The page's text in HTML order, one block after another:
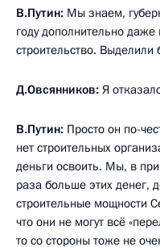
В.Путин: Мы знаем,
году дополнительно
строительство.
Д.Овсянников: Я
В.Путин: Просто он по-
нет строительных
деньги освоить. Мы, в
раза больше этих денег,
строительные мощности
что они не могут всё
то со стороны тоже не